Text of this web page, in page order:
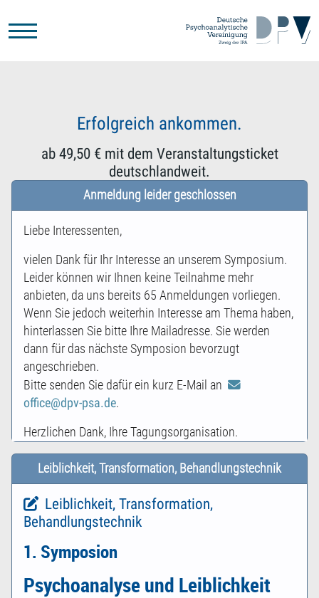
Erfolgreich ankommen.
ab 49,50 € mit dem Veranstaltungsticket
deutschlandweit.
Anmeldung leider geschlossen
Liebe Interessenten,
vielen Dank für Ihr Interesse an unserem Symposium.
Leider können wir Ihnen keine Teilnahme mehr
anbieten, da uns bereits 65 Anmeldungen vorliegen.
Wenn Sie jedoch weiterhin Interesse am Thema haben,
hinterlassen Sie bitte Ihre Mailadresse. Sie werden
dann für das nächste Symposion bevorzugt
angeschrieben.
Bitte senden Sie dafür ein kurz E-Mail an
office@dpv-psa.de.
Herzlichen Dank, Ihre Tagungsorganisation.
Leiblichkeit, Transformation, Behandlungstechnik
Leiblichkeit, Transformation,
Behandlungstechnik
1. Symposion
Psychoanalyse und Leiblichkeit